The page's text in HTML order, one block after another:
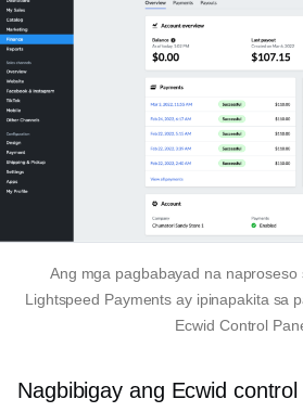
Ang mga pagbabayad na naproseso
Lightspeed Payments ay ipinapakita sa
Ecwid Control
Nagbibigay ang Ecwid control